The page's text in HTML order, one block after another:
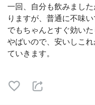
一回、自分も飲みまし
りますが、普通に不味い
でもちゃんとすぐ効い
やばいので、安いしこ
ていきます。